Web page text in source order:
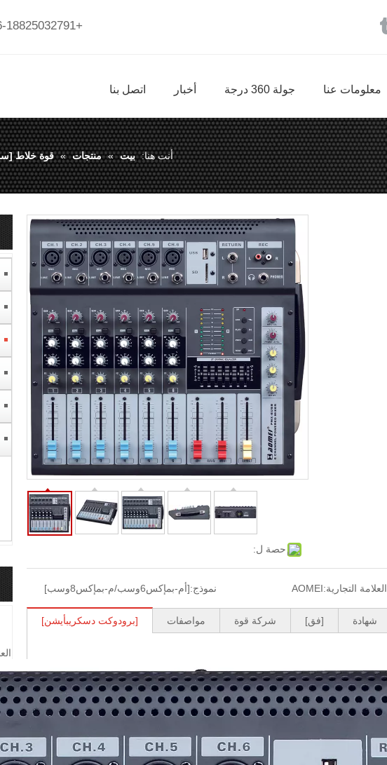
+86-18825032791 |
معلومات عنا جولة 360 درجة أخبار اتصل بنا
أنت هنا: بيت » منتجات » قوة خلاط
حصة ل:
نموذج:[أم-بمإكس6وسب/م-بمإكس8وسب] التجارية:AOMEI
[برودوكت دسكريبأيشن] مواصفات شركة قوة [فق] شهادة